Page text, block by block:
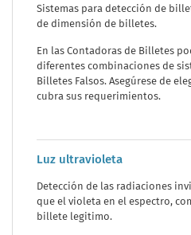
Sistemas para detección de
de dimensión de billetes.
En las Contadoras de Billetes
diferentes combinaciones de
Billetes Falsos. Asegúrese de
cubra sus requerimientos.
Luz ultravioleta
Detección de las radiaciones
que el violeta en el espectro,
billete legitimo.